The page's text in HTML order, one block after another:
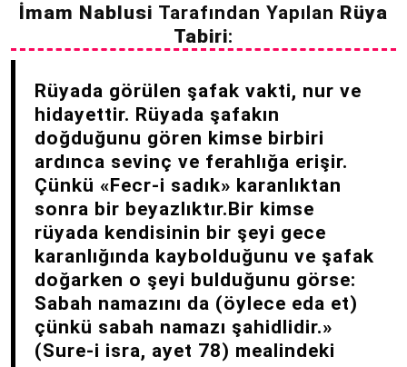
İmam Nablusi Tarafından Yapılan Rüya
Tabiri:
Rüyada görülen şafak vakti, nur ve
hidayettir. Rüyada şafakın
doğduğunu gören kimse birbiri
ardınca sevinç ve ferahlığa erişir.
Çünkü «Fecr-i sadık» karanlıktan
sonra bir beyazlıktır.Bir kimse
rüyada kendisinin bir şeyi gece
karanlığında kaybolduğunu ve şafak
doğarken o şeyi bulduğunu görse:
Sabah namazını da (öylece eda et)
çünkü sabah namazı şahidlidir.»
(Sure-i isra, ayet 78) mealindeki